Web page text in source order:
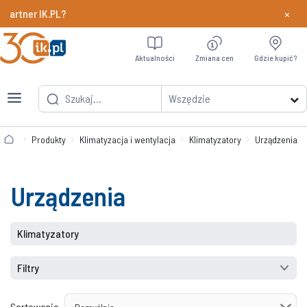
IK.PL? Dowiedz
×
Wszędzie
Aktualności Zmiana cen Gdzie kupić?
Produkty Klimatyzacja i wentylacja Klimatyzatory Urządzenia
Urządzenia
Klimatyzatory
Filtry